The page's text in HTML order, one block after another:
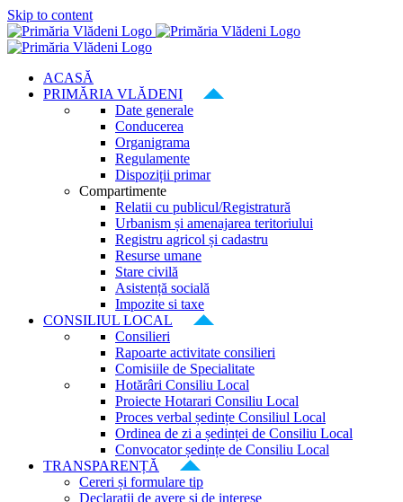
Skip to content
ACASĂ
PRIMĂRIA VLĂDENI
Date generale
Conducerea
Organigrama
Regulamente
Dispoziții primar
Compartimente
Relatii cu publicul/Registratură
Urbanism și amenajarea teritoriului
Registru agricol și cadastru
Resurse umane
Stare civilă
Asistență socială
Impozite si taxe
CONSILIUL LOCAL
Consilieri
Rapoarte activitate consilieri
Comisiile de Specialitate
Hotărâri Consiliu Local
Proiecte Hotarari Consiliu Local
Proces verbal ședințe Consiliul Local
Ordinea de zi a ședinței de Consiliu Local
Convocator ședințe de Consiliu Local
TRANSPARENȚĂ
Cereri și formulare tip
Declarații de avere și de interese